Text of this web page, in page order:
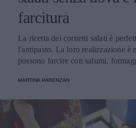
farcitura
La ricetta dei cornetti salati è
l'antipasto. La loro realizzazione è
possono farcire con salumi,
farina e si fanno senza uova, per
farciti, i cornetti salati andranno
temperature, così facendo si
MARTINA PARENZAN